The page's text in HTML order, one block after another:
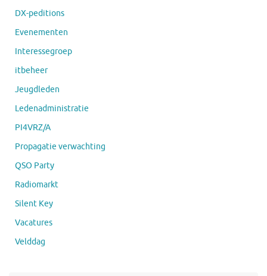
DX-peditions
Evenementen
Interessegroep
itbeheer
Jeugdleden
Ledenadministratie
PI4VRZ/A
Propagatie verwachting
QSO Party
Radiomarkt
Silent Key
Vacatures
Velddag